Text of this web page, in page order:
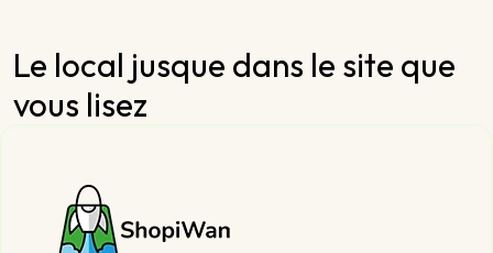
Le local jusque dans le site que
vous lisez